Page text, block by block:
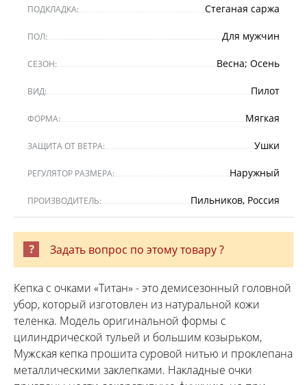
ПОДКЛАДКА: Стеганая саржа
ПОЛ: Для мужчин
СЕЗОН: Весна; Осень
ВИД: Пилот
ФОРМА: Мягкая
ЗАЩИТА ОТ ВЕТРА: Ушки
РЕГУЛЯТОР РАЗМЕРА: Наружный
ПРОИЗВОДИТЕЛЬ: Пильников, Россия
Задать вопрос по этому товару ?
Кепка с очками «Титан» - это демисезонный головной
убор, который изготовлен из натуральной кожи
теленка. Модель оригинальной формы с
цилиндрической тульей и большим козырьком,
Мужская кепка прошита суровой нитью и проклепана
металлическими заклепками. Накладные очки